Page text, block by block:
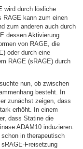
wird durch lösliche
RAGE kann zum einen
zum anderen auch durch
dessen Aktivierung
von RAGE, die
oder durch eine
RAGE (sRAGE) durch
nun, ob zwischen
besteht. In
zunächst zeigen, dass
erhöht. In einem
dass Statine die
ADAM10 induzieren.
in therapeutisch
Freisetzung